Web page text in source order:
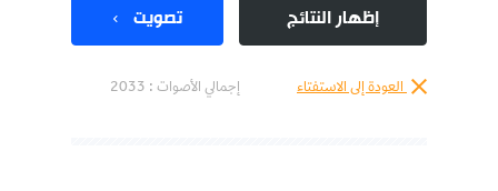
إظهار النتائج تصويت
العودة إلى الاستفتاء إجمالي الأصوات : 2033